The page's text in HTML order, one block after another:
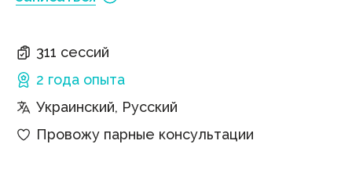
311 сессий
2 года опыта
Украинский, Русский
Провожу парные консультации